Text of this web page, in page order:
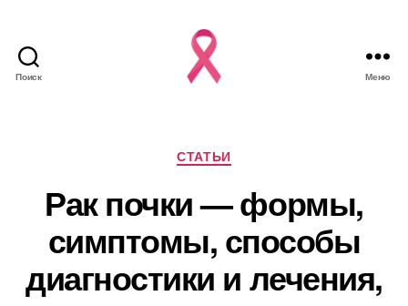
Поиск Меню
Рубрики
СТАТЬИ
Рак почки — формы,
симптомы, способы
диагностики и лечения,